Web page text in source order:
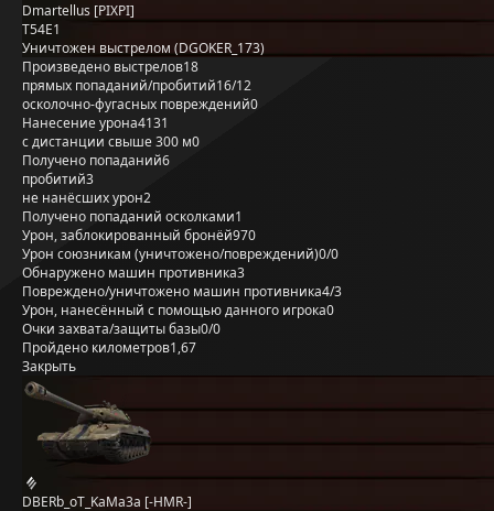
Dmartellus [PIXPI]
T54E1
Уничтожен выстрелом (DGOKER_173)
Произведено выстрелов18
прямых попаданий/пробитий16/12
осколочно-фугасных повреждений0
Нанесение урона4131
с дистанции свыше 300 м0
Получено попаданий6
пробитий3
не нанёсших урон2
Получено попаданий осколками1
Урон, заблокированный бронёй970
Урон союзникам (уничтожено/повреждений)0/0
Обнаружено машин противника3
Повреждено/уничтожено машин противника4/3
Урон, нанесённый с помощью данного игрока0
Очки захвата/защиты базы0/0
Пройдено километров1,67
Закрыть
DBERb_oT_KaMa3a [-HMR-]